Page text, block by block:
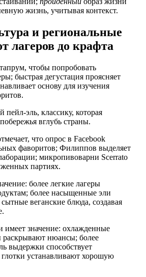
жизнь, учитывая контекст.
и региональные
лагеров до крафта
чтобы попробовать
быстрая дегустация проясняет
основу для изучения
эль, классику, которая
вглубь страны.
что опрос в Facebook
фаворитов; Филиппов выделяет
микропивоварни Scerrato
партиях.
более легкие лагеры
более насыщенные эли
веганские блюда, создавая
имеет значение: охлажденные
раскрывают нюансы; более
выдержки способствует
устанавливают хорошую